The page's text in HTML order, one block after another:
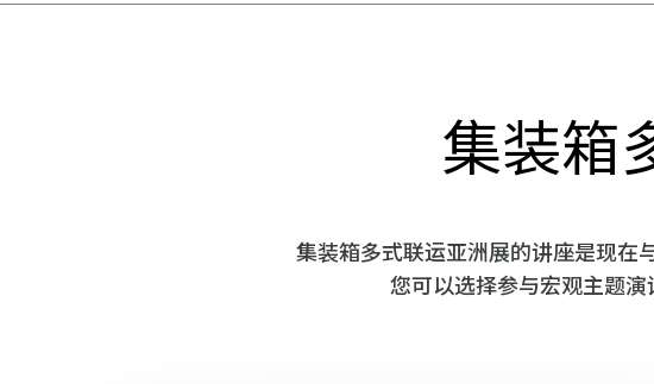
集装箱
集装箱多式联运亚洲展的讲座是现在
您可以选择参与宏观主题